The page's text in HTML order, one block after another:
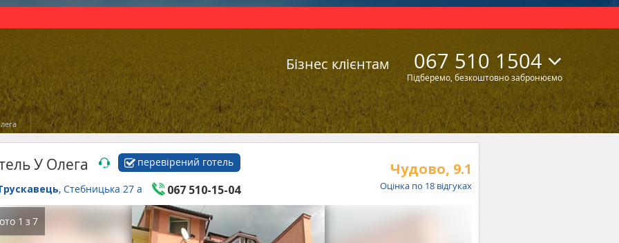
Бізнес клієнтам 067 510 1504
Підберемо, безкоштовно забронюємо
Чудово, 9.1
Оцінка по 18 відгуках
У Олега перевірений готель
, Стебницька 27 а 067 510-15-04
1 з 7